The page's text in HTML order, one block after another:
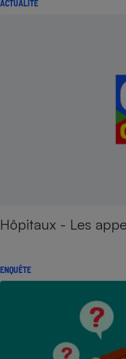
ACTUALITÉ
Hôpitaux - Les
ENQUÊTE